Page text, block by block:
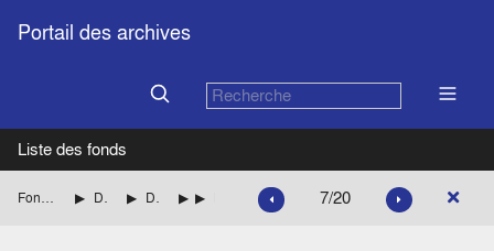
Portail des archives
Liste des fonds
Fonds Jean Monnet : Organisation du temps de travail Documents établis par le Secrétariat de Jean Monnet Déplacements et séjours à l’étranger de Jean Monnet 1965 7/20